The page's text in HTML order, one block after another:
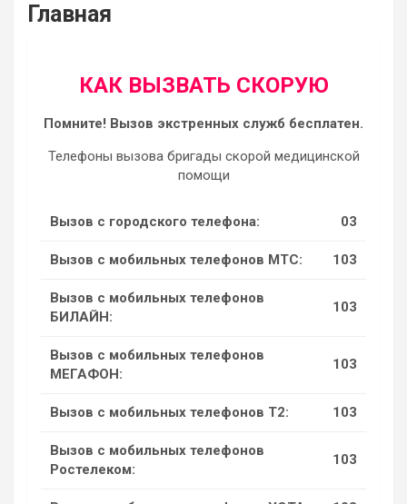
Главная
КАК ВЫЗВАТЬ СКОРУЮ
Помните! Вызов экстренных служб бесплатен.
Телефоны вызова бригады скорой медицинской
помощи
Вызов с городского телефона: 03
Вызов с мобильных телефонов МТС: 103
Вызов с мобильных телефонов
БИЛАЙН:
103
Вызов с мобильных телефонов
МЕГАФОН:
103
Вызов с мобильных телефонов Т2: 103
Вызов с мобильных телефонов
Ростелеком:
103